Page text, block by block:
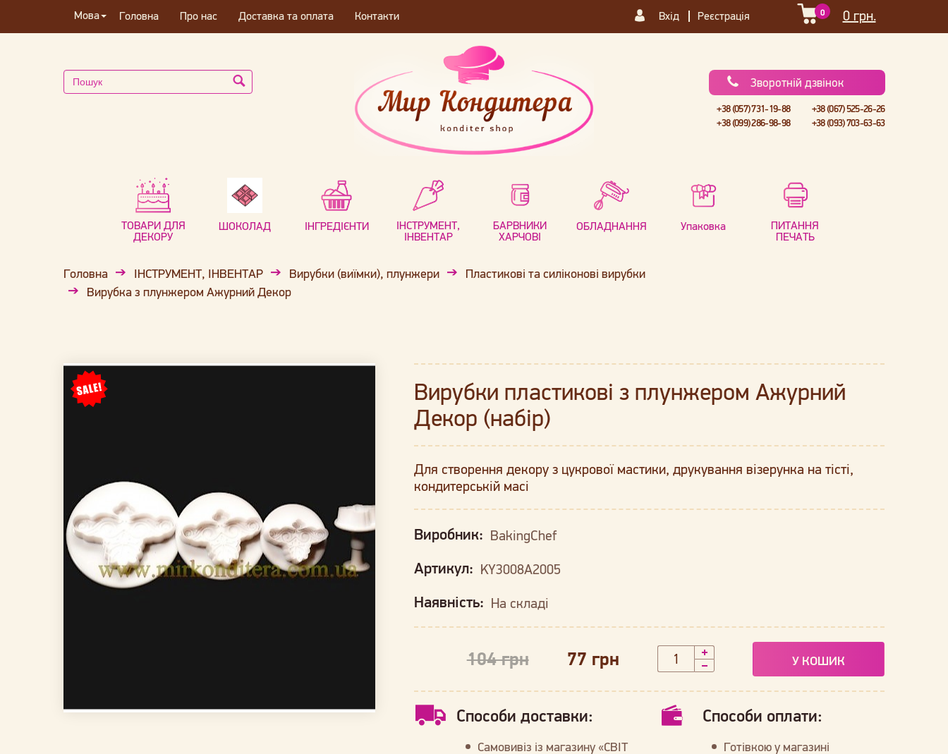
Мова Головна Про нас Доставка та оплата Контакти Вхід Реєстрація 0 грн.
0
Зворотній дзвінок
+38 (057) 731-19-88
+38 (067) 525-26-26
+38 (099) 286-98-98
+38 (093) 703-63-63
ТОВАРИ ДЛЯ
ДЕКОРУ
ШОКОЛАД ІНГРЕДІЄНТИ
ІНСТРУМЕНТ,
ІНВЕНТАР
БАРВНИКИ
ХАРЧОВІ
ОБЛАДНАННЯ Упаковка
ПИТАННЯ
ПЕЧАТЬ
Головна ІНСТРУМЕНТ, ІНВЕНТАР Вирубки (виїмки), плунжери
Пластикові та силіконові вирубки
Вирубка з плунжером Ажурний Декор
Вирубки пластикові з плунжером Ажурний
Декор (набір)
Для створення декору з цукрової мастики, друкування візерунка на тісті,
кондитерській масі
Виробник: BakingChef
Артикул: KY3008A2005
Наявність: На складі
104 грн 77 грн У КОШИК
Способи доставки:
Самовивіз із магазину «СВІТ
Способи оплати:
Готівкою у магазині